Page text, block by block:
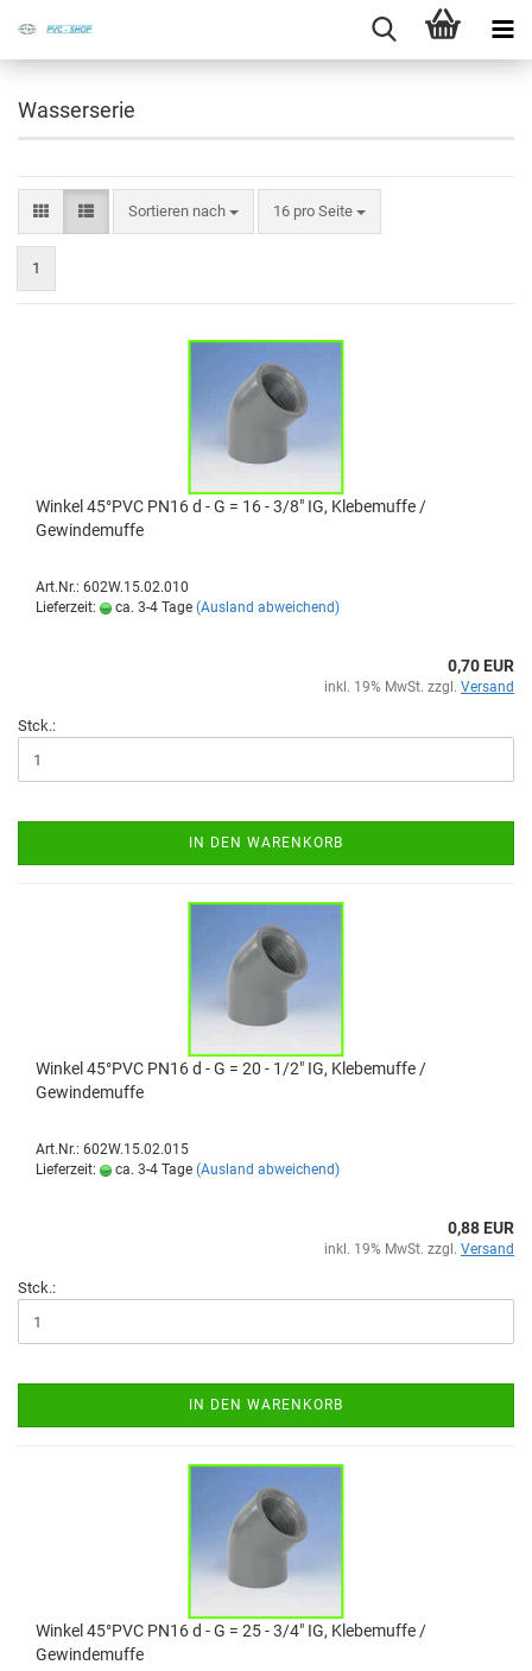
Wasserserie
Sortieren nach 16 pro Seite
1
Winkel 45°PVC PN16 d - G = 16 - 3/8" IG, Klebemuffe /
Gewindemuffe
Art.Nr.: 602W.15.02.010
Lieferzeit:
ca. 3-4 Tage (Ausland abweichend)
0,70 EUR
inkl. 19% MwSt. zzgl. Versand
Stck.:
IN DEN WARENKORB
Winkel 45°PVC PN16 d - G = 20 - 1/2" IG, Klebemuffe /
Gewindemuffe
Art.Nr.: 602W.15.02.015
Lieferzeit:
ca. 3-4 Tage (Ausland abweichend)
0,88 EUR
inkl. 19% MwSt. zzgl. Versand
Stck.:
IN DEN WARENKORB
Winkel 45°PVC PN16 d - G = 25 - 3/4" IG, Klebemuffe /
Gewindemuffe